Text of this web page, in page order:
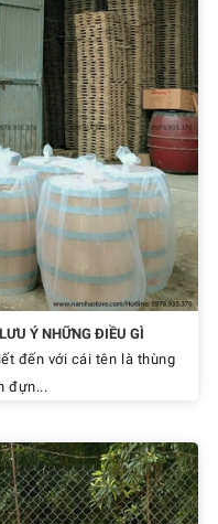
Ý NHỮNG ĐIỀU GÌ
đến với cái tên là thùng
đựn...